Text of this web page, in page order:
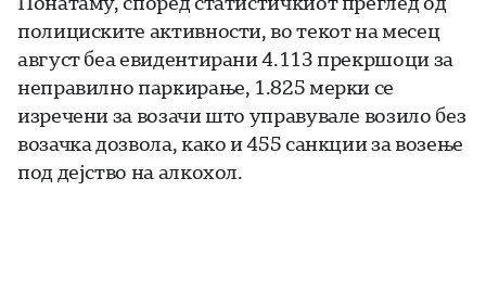
полициските активности, во текот на месец
август беа евидентирани 4.113 прекршоци за
неправилно паркирање, 1.825 мерки се
изречени за возачи што управувале возило без
возачка дозвола, како и 455 санкции за возење
под дејство на алкохол.